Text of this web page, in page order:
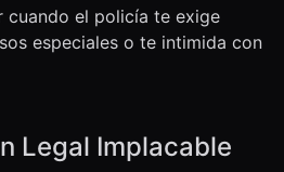
cuando el policía te exige
especiales o te intimida con
Legal Implacable